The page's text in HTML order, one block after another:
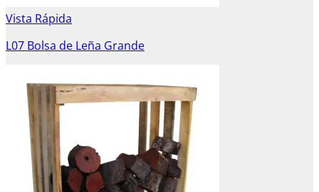
Vista Rápida
L07 Bolsa de Leña Grande